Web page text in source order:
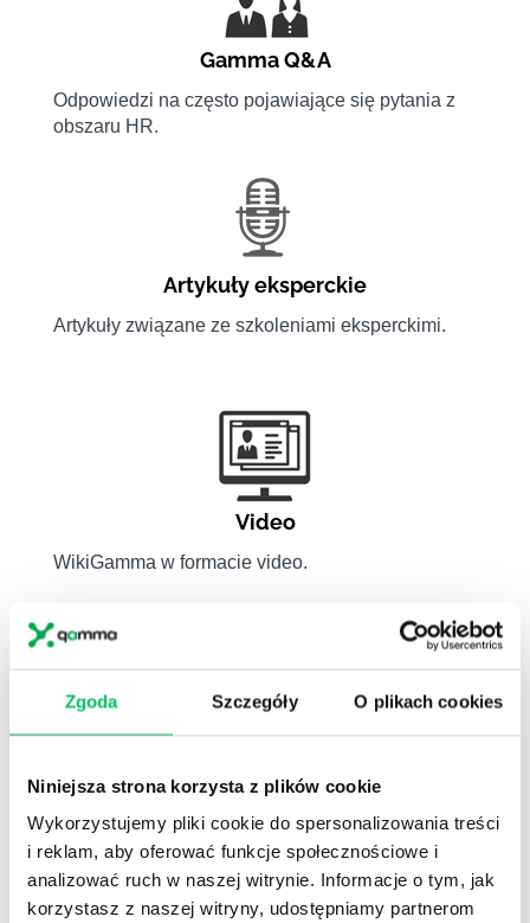
Zgoda Szczegóły O plikach cookies
Niniejsza strona korzysta z plików cookie
Wykorzystujemy pliki cookie do spersonalizowania treści
i reklam, aby oferować funkcje społecznościowe i
analizować ruch w naszej witrynie. Informacje o tym, jak
korzystasz z naszej witryny, udostępniamy partnerom
Gamma Q&A
Odpowiedzi na często pojawiające się pytania z
obszaru HR.
Artykuły eksperckie
Artykuły związane ze szkoleniami eksperckimi.
Video
WikiGamma w formacie video.
zawodów.